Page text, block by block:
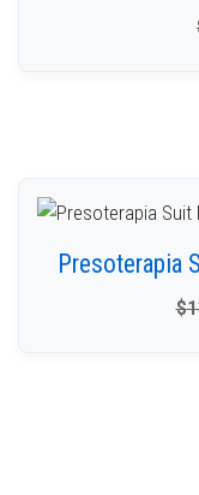
Presoterapia
$